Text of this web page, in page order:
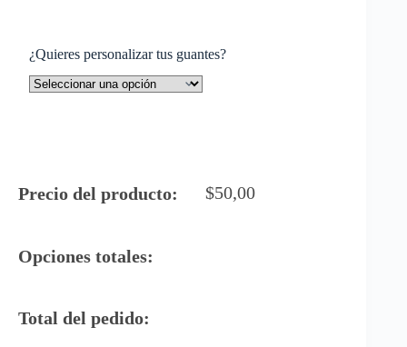
¿Quieres personalizar tus guantes?
Precio del producto: $50,00
Opciones totales:
Total del pedido: